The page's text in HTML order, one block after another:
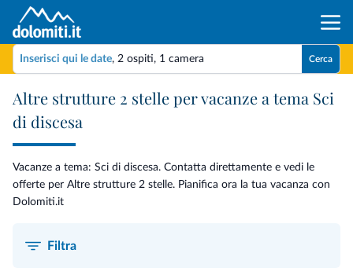
Inserisci qui le date, 2 ospiti, 1 camera Cerca
Altre strutture 2 stelle per vacanze a tema Sci
di discesa
Vacanze a tema: Sci di discesa. Contatta direttamente e vedi le
offerte per Altre strutture 2 stelle. Pianifica ora la tua vacanza con
Dolomiti.it
Filtra